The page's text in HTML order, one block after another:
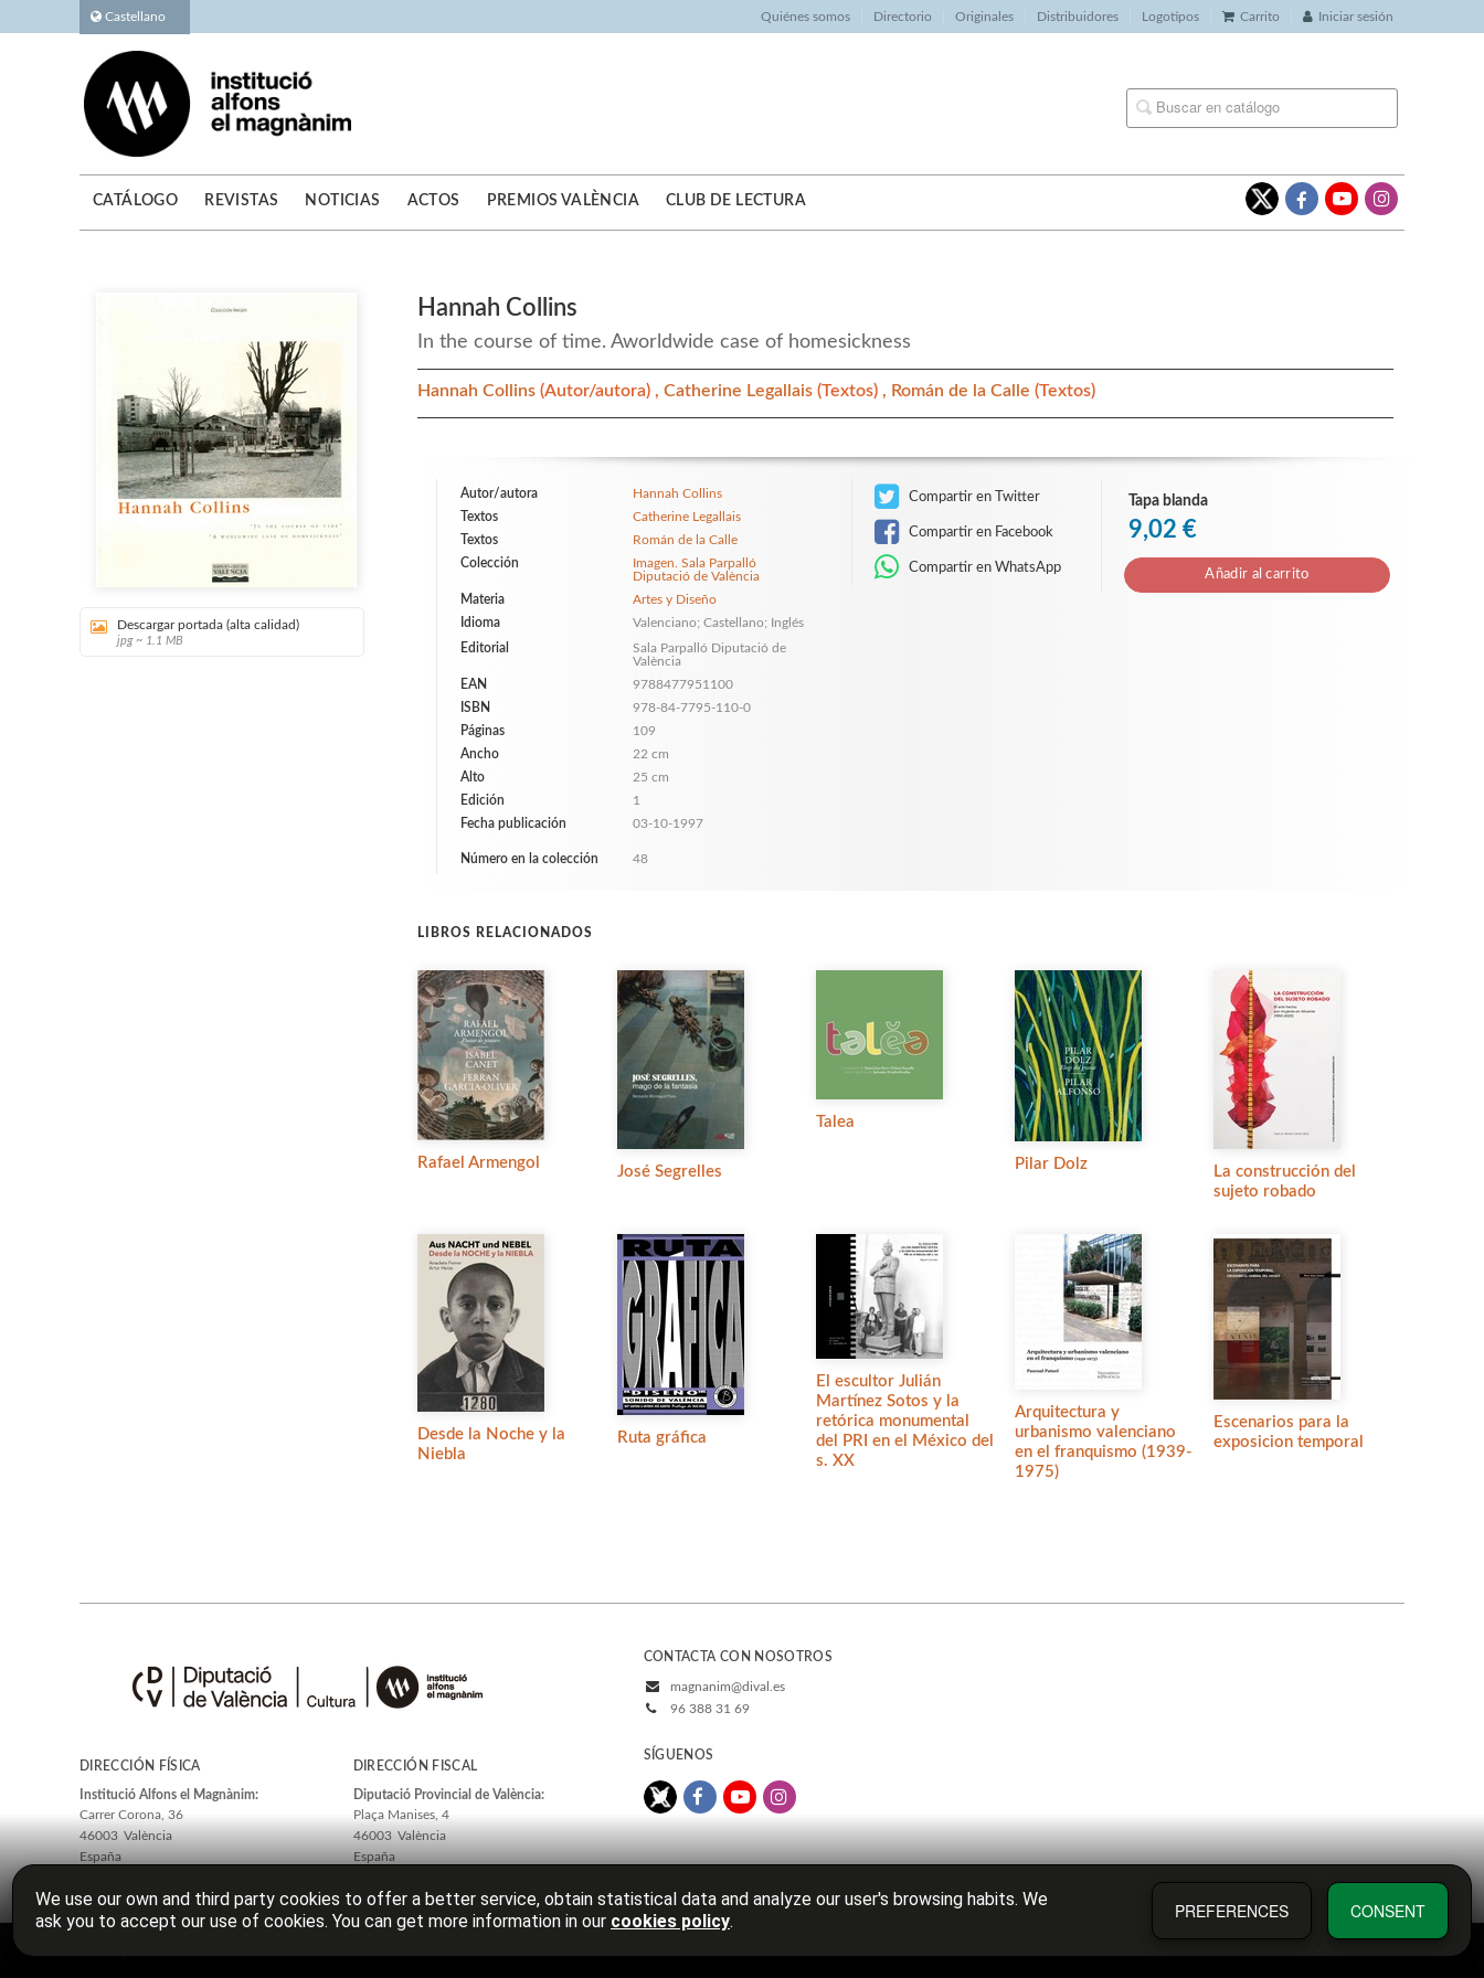
Castellano Quiénes somos Directorio Originales Distribuidores Logotipos Carrito Iniciar sesión
CATÁLOGO REVISTAS NOTICIAS ACTOS PREMIOS VALÈNCIA CLUB DE LECTURA
Descargar portada (alta calidad)
jpg ~ 1.1 MB
Hannah Collins
In the course of time. Aworldwide case of homesickness
Hannah Collins(Autor/autora) ,Catherine Legallais(Textos) , Román de la Calle(Textos)
Autor/autora
Hannah Collins
Textos
Catherine Legallais
Textos
Román de la Calle
Colección
Imagen. Sala Parpalló
Diputació de València
Materia
Artes y Diseño
Idioma
Valenciano; Castellano; Inglés
Editorial
Sala Parpalló Diputació de
València
EAN
9788477951100
ISBN
978-84-7795-110-0
Páginas
109
Ancho
22 cm
Alto
25 cm
Edición
1
Fecha publicación
03-10-1997
Número en la colección 48
Compartir en Twitter
Compartir en Facebook
Compartir en WhatsApp
Tapa blanda
9,02 €
Añadir al carrito
LIBROS RELACIONADOS
Rafael Armengol
José Segrelles
Talea
Pilar Dolz
La construcción del
sujeto robado
Desde la Noche y la
Niebla
Ruta gráfica
El escultor Julián
Martínez Sotos y la
retórica monumental
del PRI en el México del
s. XX
Arquitectura y
urbanismo valenciano
en el franquismo (1939-
1975)
Escenarios para la
exposicion temporal
DIRECCIÓN FÍSICA
Institució Alfons el Magnànim:
Carrer Corona, 36
46003 València
España
DIRECCIÓN FISCAL
Diputació Provincial de València:
Plaça Manises, 4
46003 València
España
CONTACTA CON NOSOTROS
magnanim@dival.es
96 388 31 69
SÍGUENOS
We use our own and third party cookies to offer a better service, obtain statistical data and analyze our user's browsing habits. We
ask you to accept our use of cookies. You can get more information in our cookies policy. PREFERENCES CONSENT